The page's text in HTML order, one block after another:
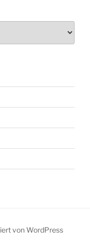
von WordPress